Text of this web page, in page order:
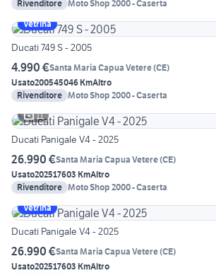
Rivenditore Moto Shop 2000 - Caserta
Vetrina
Ducati 749 S - 2005
4.990 €Santa Maria Capua Vetere(CE)
Usato200545046 KmAltro
Rivenditore Moto Shop 2000 - Caserta
11
Ducati Panigale V4 - 2025
26.990 €Santa Maria Capua Vetere(CE)
Usato202517603 KmAltro
Rivenditore Moto Shop 2000 - Caserta
Vetrina
Ducati Panigale V4 - 2025
26.990 €Santa Maria Capua Vetere(CE)
Usato202517603 KmAltro